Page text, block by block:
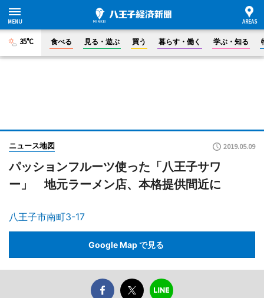
35°C 食べる 見る・遊ぶ 買う 暮らす・働く 学ぶ・知る
ニュース地図 2019.05.09
パッションフルーツ使った「八王子サワ
ー」 地元ラーメン店、本格提供間近に
八王子市南町3-17
Google Map で見る